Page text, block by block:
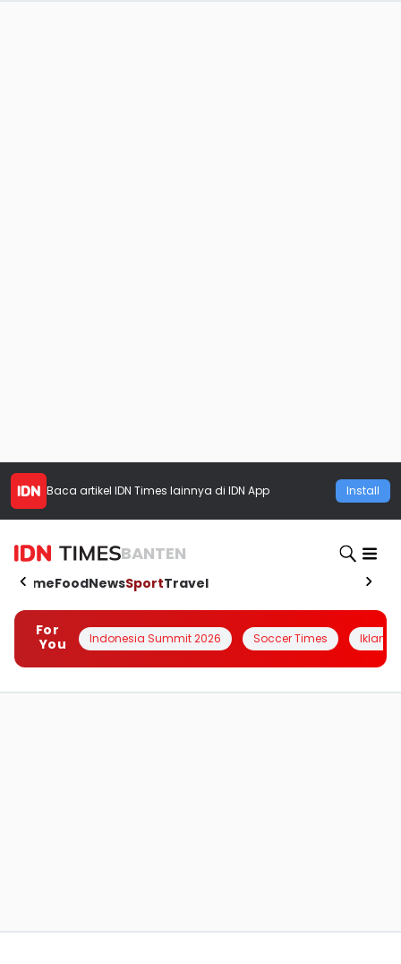
Baca artikel IDN Times lainnya di IDN App Install
BANTEN
HomeFoodNewsSportTravel
For
You
Indonesia Summit 2026 Soccer Times Iklanin